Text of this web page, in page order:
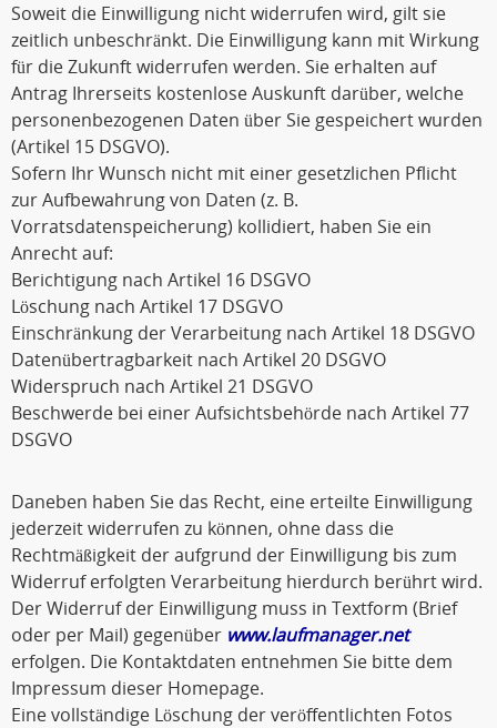
Soweit die Einwilligung nicht widerrufen wird, gilt sie
zeitlich unbeschränkt. Die Einwilligung kann mit Wirkung
für die Zukunft widerrufen werden. Sie erhalten auf
Antrag Ihrerseits kostenlose Auskunft darüber, welche
personenbezogenen Daten über Sie gespeichert wurden
(Artikel 15 DSGVO).
Sofern Ihr Wunsch nicht mit einer gesetzlichen Pflicht
zur Aufbewahrung von Daten (z. B.
Vorratsdatenspeicherung) kollidiert, haben Sie ein
Anrecht auf:
Berichtigung nach Artikel 16 DSGVO
Löschung nach Artikel 17 DSGVO
Einschränkung der Verarbeitung nach Artikel 18 DSGVO
Datenübertragbarkeit nach Artikel 20 DSGVO
Widerspruch nach Artikel 21 DSGVO
Beschwerde bei einer Aufsichtsbehörde nach Artikel 77
DSGVO
Daneben haben Sie das Recht, eine erteilte Einwilligung
jederzeit widerrufen zu können, ohne dass die
Rechtmäßigkeit der aufgrund der Einwilligung bis zum
Widerruf erfolgten Verarbeitung hierdurch berührt wird.
Der Widerruf der Einwilligung muss in Textform (Brief
oder per Mail) gegenüber www.laufmanager.net
erfolgen. Die Kontaktdaten entnehmen Sie bitte dem
Impressum dieser Homepage.
Eine vollständige Löschung der veröffentlichten Fotos